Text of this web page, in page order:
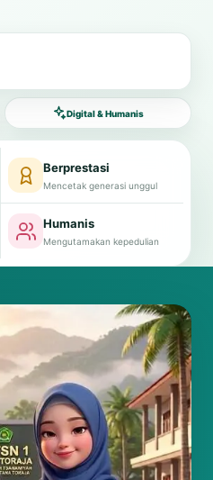
Digital & Humanis
Berprestasi
Mencetak generasi unggul
Humanis
Mengutamakan kepedulian